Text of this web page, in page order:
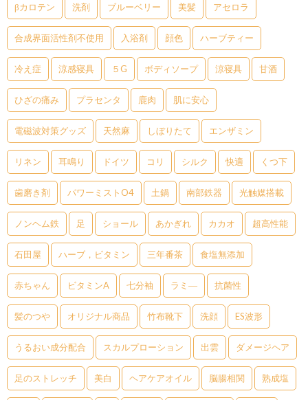
βカロテン 洗剤 ブルーベリー 美髪 アセロラ
合成界面活性剤不使用 入浴剤 顔色 ハーブティー
冷え症 涼感寝具 ５G ボディソープ 涼寝具 甘酒
ひざの痛み プラセンタ 鹿肉 肌に安心
電磁波対策グッズ 天然麻 しぼりたて エンザミン
リネン 耳鳴り ドイツ コリ シルク 快適 くつ下
歯磨き剤 パワーミストO4 土鍋 南部鉄器 光触媒搭載
ノンヘム鉄 足 ショール あかぎれ カカオ 超高性能
石田屋 ハーブ，ビタミン 三年番茶 食塩無添加
赤ちゃん ビタミンA 七分袖 ラミ― 抗菌性
髪のつや オリジナル商品 竹布靴下 洗顔 ES波形
うるおい成分配合 スカルプローション 出雲 ダメージヘア
足のストレッチ 美白 ヘアケアオイル 脳腸相関 熟成塩